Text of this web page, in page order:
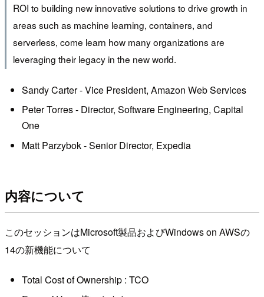
ROI to building new innovative solutions to drive growth in
areas such as machine learning, containers, and
serverless, come learn how many organizations are
leveraging their legacy in the new world.
Sandy Carter - Vice President, Amazon Web Services
Peter Torres - Director, Software Engineering, Capital
One
Matt Parzybok - Senior Director, Expedia
内容について
このセッションはMicrosoft製品およびWindows on AWSの
14の新機能について
Total Cost of Ownership : TCO